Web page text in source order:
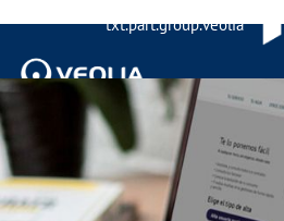
txt.part.group.veolia